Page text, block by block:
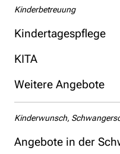
Kinderbetreuung
Kindertagespflege
KITA
Weitere Angebote
Kinderwunsch,
Angebote in der